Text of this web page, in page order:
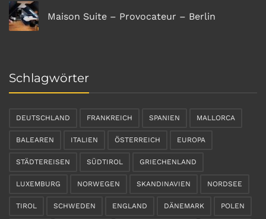
Maison Suite – Provocateur – Berlin
Schlagwörter
DEUTSCHLAND FRANKREICH SPANIEN MALLORCA
BALEAREN ITALIEN ÖSTERREICH EUROPA
STÄDTEREISEN SÜDTIROL GRIECHENLAND
LUXEMBURG NORWEGEN SKANDINAVIEN NORDSEE
TIROL SCHWEDEN ENGLAND DÄNEMARK POLEN